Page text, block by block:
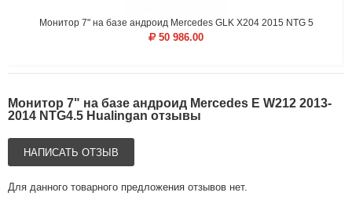
Монитор 7" на базе андроид Mercedes GLK X204 2015 NTG 5
50 986.00
Монитор 7" на базе андроид Mercedes E W212 2013-
2014 NTG4.5 Hualingan отзывы
НАПИСАТЬ ОТЗЫВ
Для данного товарного предложения отзывов нет.